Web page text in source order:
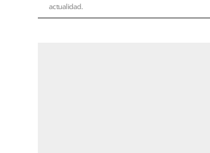
actualidad.